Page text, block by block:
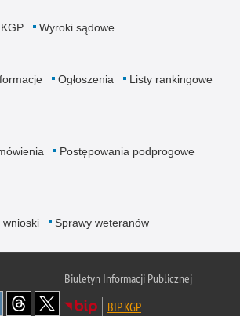
Wyroki sądowe
Ogłoszenia
Listy rankingowe
Postępowania podprogowe
wnioski Sprawy weteranów
Biuletyn Informacji Publicznej
BIP KGP